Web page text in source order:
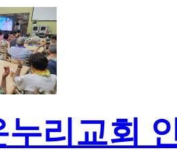
리교회